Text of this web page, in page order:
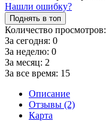
Нашли ошибку?
Поднять в топ
Количество просмотров:
За сегодня: 0
За неделю: 0
За месяц: 2
За все время: 15
Описание
Отзывы (2)
Карта